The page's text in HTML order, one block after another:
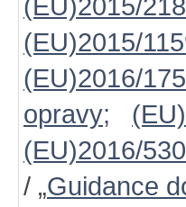
(EU)2015/
(EU)2015/
(EU)2016/175
opravy;
(EU)2016/530
/ „Guidance